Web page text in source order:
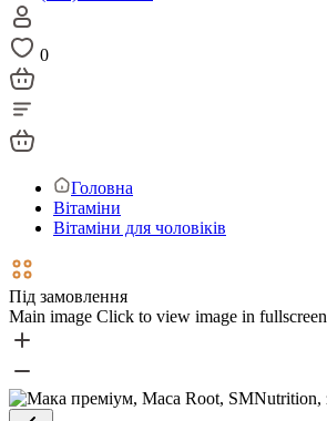
0
Головна
Вітаміни
Вітаміни для чоловіків
Під замовлення
Main image Click to view image in fullscreen